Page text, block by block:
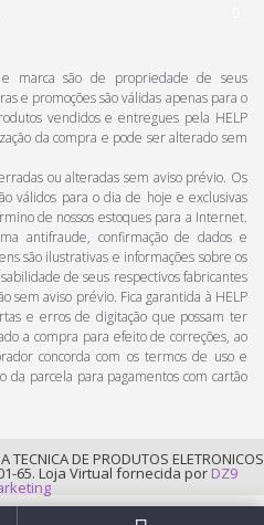
marca são de propriedade de seus
e promoções são válidas apenas para o
vendidos e entregues pela HELP
da compra e pode ser alterado sem
ou alteradas sem aviso prévio. Os
válidos para o dia de hoje e exclusivas
de nossos estoques para a Internet.
antifraude, confirmação de dados e
são ilustrativas e informações sobre os
de seus respectivos fabricantes
sem aviso prévio. Fica garantida à HELP
e erros de digitação que possam ter
a compra para efeito de correções, ao
concorda com os termos de uso e
da parcela para pagamentos com cartão
TECNICA DE PRODUTOS ELETRONICOS
65. Loja Virtual fornecida por DZ9